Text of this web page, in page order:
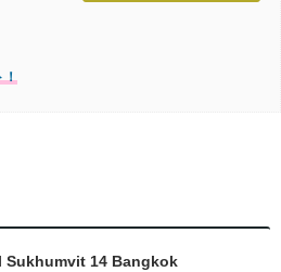
！
Sukhumvit 14 Bangkok